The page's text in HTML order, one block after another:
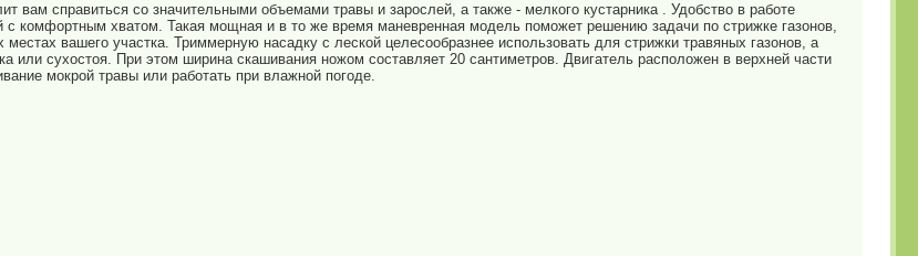
вам справиться со значительными объемами травы и зарослей, а также - мелкого кустарника . Удобство в работе
с комфортным хватом. Такая мощная и в то же время маневренная модель поможет решению задачи по стрижке газонов,
вашего участка. Триммерную насадку с леской целесообразнее использовать для стрижки травяных газонов, а
или сухостоя. При этом ширина скашивания ножом составляет 20 сантиметров. Двигатель расположен в верхней части
мокрой травы или работать при влажной погоде.